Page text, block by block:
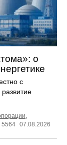
о
с
,
5564 07.08.2026